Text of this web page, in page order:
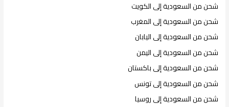
شحن من السعودية إلى الكويت
شحن من السعودية إلى المغرب
شحن من السعودية إلى اليابان
شحن من السعودية إلى اليمن
شحن من السعودية إلى باكستان
شحن من السعودية إلى تونس
شحن من السعودية إلى روسيا